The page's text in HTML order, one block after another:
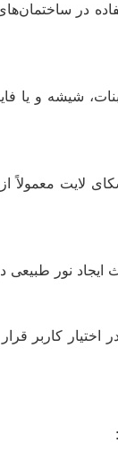
در
شیشه و یا
لایت معمولاً
ایجاد نور
کاربر